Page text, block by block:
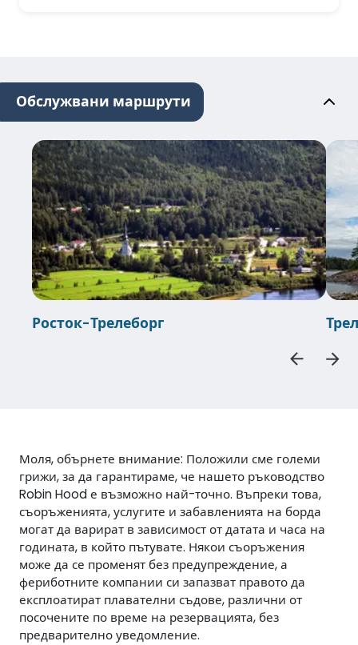
Обслужвани маршрути
Росток-Трелеборг
Моля, обърнете внимание: Положили сме големи
грижи, за да гарантираме, че нашето ръководство
Robin Hood е възможно най-точно. Въпреки това,
съоръженията, услугите и забавленията на борда
могат да варират в зависимост от датата и часа на
годината, в който пътувате. Някои съоръжения
може да се променят без предупреждение, а
фериботните компании си запазват правото да
експлоатират плавателни съдове, различни от
посочените по време на резервацията, без
предварително уведомление.